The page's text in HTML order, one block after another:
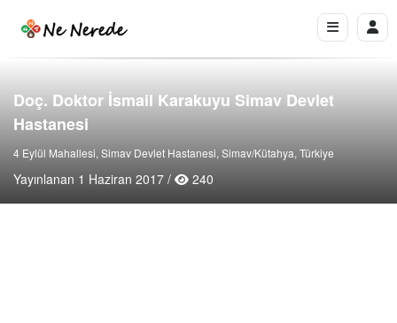
Doç. Doktor İsmail Karakuyu Simav Devlet
Hastanesi
4 Eylül Mahallesi, Simav Devlet Hastanesi, Simav/Kütahya, Türkiye
Yayınlanan 1 Haziran 2017 / 240